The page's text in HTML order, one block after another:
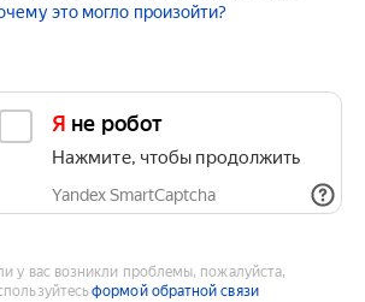
это могло произойти?
Я не робот
Нажмите, чтобы продолжить
Yandex SmartCaptcha
у вас возникли проблемы, пожалуйста,
формой обратной связи